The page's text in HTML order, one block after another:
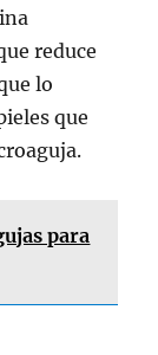
reduce
lo
que
para